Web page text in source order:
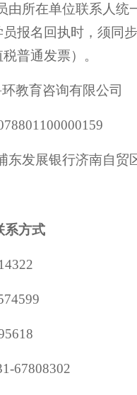
由所在单位联系人统
员报名回执时，须同
普通发票）。
教育咨询有限公司
东发展银行济南自贸
系方式
67808302